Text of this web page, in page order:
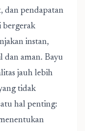
dan pendapatan
bergerak
instan,
dan aman. Bayu
jauh lebih
tidak
hal penting: